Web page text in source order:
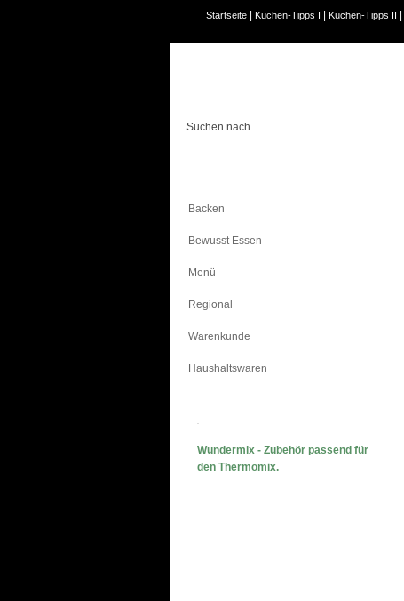
Startseite Küchen-Tipps I Küchen-Tipps II
Backen
Bewusst Essen
Menü
Regional
Warenkunde
Haushaltswaren
Wundermix - Zubehör passend für
den Thermomix.